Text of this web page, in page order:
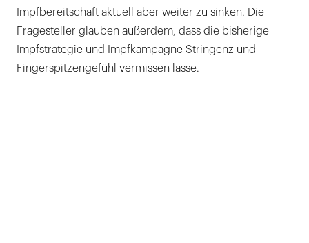
Impfbereitschaft aktuell aber weiter zu sinken. Die
Fragesteller glauben außerdem, dass die bisherige
Impfstrategie und Impfkampagne Stringenz und
Fingerspitzengefühl vermissen lasse.